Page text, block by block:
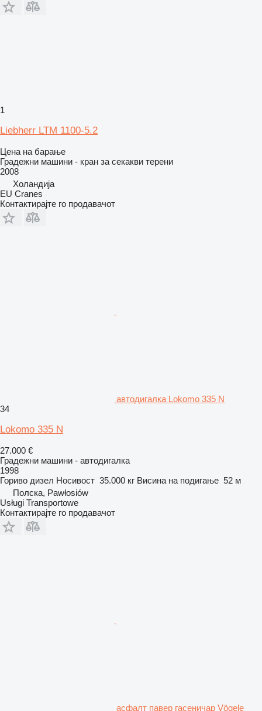
1
Liebherr LTM 1100-5.2
Цена на барање
Градежни машини - кран за секакви терени
2008
Холандија
EU Cranes
Контактирајте го продавачот
автодигалка Lokomo 335 N
34
Lokomo 335 N
27.000 €
Градежни машини - автодигалка
1998
Гориво дизел Носивост 35.000 кг Висина на подигање 52 м
Полска, Pawłosiów
Usługi Transportowe
Контактирајте го продавачот
асфалт павер гасеничар Vögele